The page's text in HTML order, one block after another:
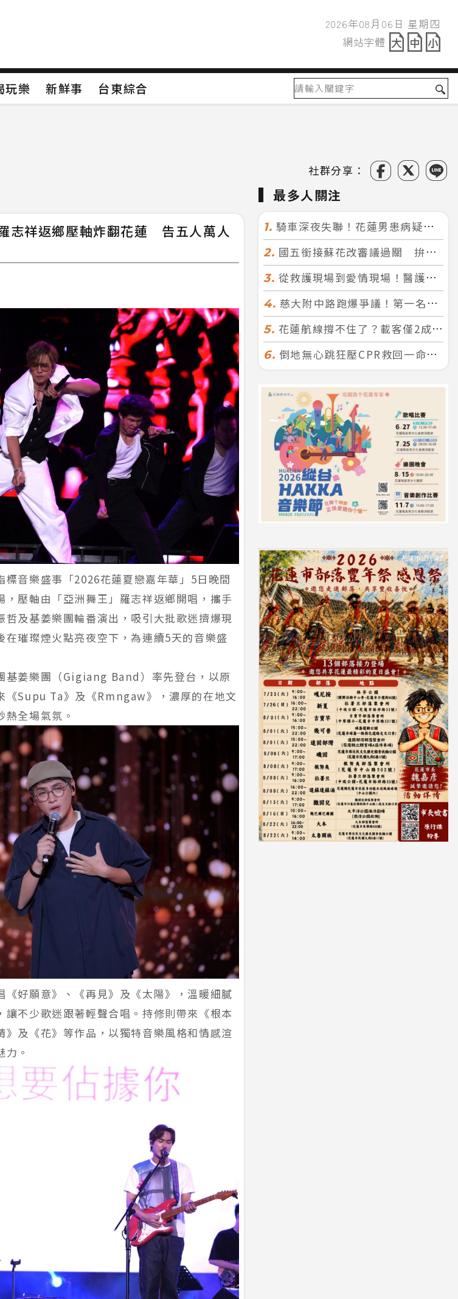
2026年08月06日
網站字體
玩樂 新鮮事
台東綜合
社群分享：
志祥返鄉壓軸炸翻花蓮 告五人萬人
標音樂盛事「2026花蓮夏戀嘉年華」5日晚間
，壓軸由「亞洲舞王」羅志祥返鄉開唱，攜手
哲及基姜樂團輪番演出，吸引大批歌迷擠爆現
璀璨煙火點亮夜空下，為連續5天的音樂盛
基姜樂團（Gigiang Band）率先登台，以原
《Supu Ta》及《Rmngaw》，濃厚的在地文
全場氣氛。
《好願意》、《再見》及《太陽》，溫暖細膩
讓不少歌迷跟著輕聲合唱。持修則帶來《根本
及《花》等作品，以獨特音樂風格和情感渲
。
最多人關注
1. 騎車深夜失聯！花蓮男患病疑迷途 警徒步百米急尋救回一命
2. 國五銜接蘇花改審議過關 拚明年七月前開工！台北花蓮2小時生活圈成形
3. 從救護現場到愛情現場！醫護×消防浪漫聯誼 32人配對成功5對
4. 慈大附中路跑爆爭議！第一名遭拔又改並列 家長怒：難以接受
5. 花蓮航線撐不住了？載客僅2成、年虧7000萬 華信喊：真的快飛不下去
6. 倒地無心跳狂壓CPR救回一命！警手傷撕裂仍不放手 竟救到藝人何篤霖哥哥
2026年08月06日 星期四
網站字體
玩樂 新鮮事 台東綜合